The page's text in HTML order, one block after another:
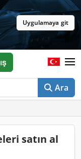
Uygulamaya git
Ara
satın al